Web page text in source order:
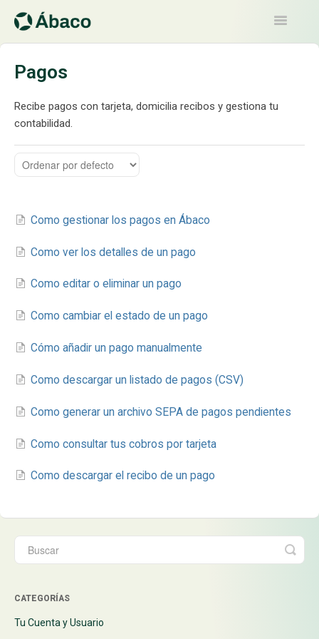
Toggle
Pagos
Recibe pagos con tarjeta, domicilia recibos y gestiona tu
contabilidad.
Como gestionar los pagos en Ábaco
Como ver los detalles de un pago
Como editar o eliminar un pago
Como cambiar el estado de un pago
Cómo añadir un pago manualmente
Como descargar un listado de pagos (CSV)
Como generar un archivo SEPA de pagos pendientes
Como consultar tus cobros por tarjeta
Como descargar el recibo de un pago
CATEGORÍAS
Tu Cuenta y Usuario